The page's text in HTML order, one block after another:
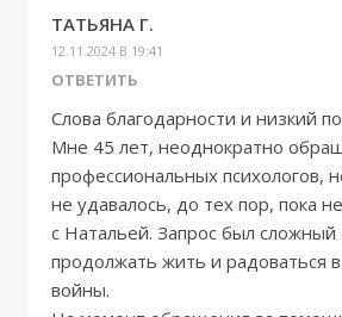
ТАТЬЯНА Г.
12.11.2024 В 19:41
ОТВЕТИТЬ
Слова благодарности и низкий
Мне 45 лет, неоднократно
профессиональных психологов,
не удавалось, до тех пор, пока
с Натальей. Запрос был
продолжать жить и радоваться
войны.